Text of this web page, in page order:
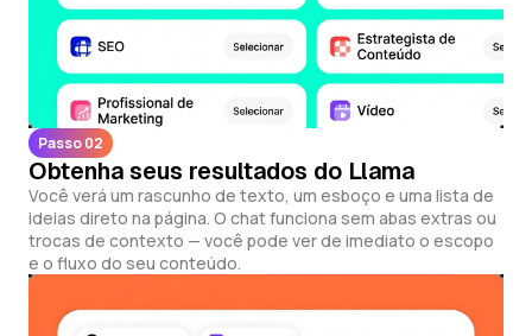
Passo 02
Obtenha seus resultados do Llama
Você verá um rascunho de texto, um esboço e uma lista de
ideias direto na página. O chat funciona sem abas extras ou
trocas de contexto — você pode ver de imediato o escopo
e o fluxo do seu conteúdo.